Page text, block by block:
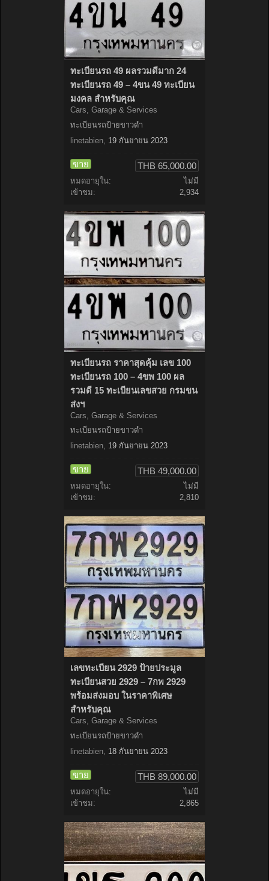
ทะเบียนรถ 49 ผลรวมดีมาก 24
ทะเบียนรถ 49 – 4ขน 49 ทะเบียน
มงคล สำหรับคุณ
Cars, Garage & Services
ทะเบียนรถป้ายขาวดำ
linetabien 19 กันยายน 2023
ขาย THB 65,000.00
หมดอายุใน:
ไม่มี
เข้าชม:
2,934
ทะเบียนรถ ราคาสุดคุ้ม เลข 100
ทะเบียนรถ 100 – 4ขพ 100 ผล
รวมดี 15 ทะเบียนเลขสวย กรมขน
ส่งฯ
Cars, Garage & Services
ทะเบียนรถป้ายขาวดำ
linetabien, 19 กันยายน 2023
ขาย THB 49,000.00
หมดอายุใน:
ไม่มี
เข้าชม:
2,810
เลขทะเบียน 2929 ป้ายประมูล
ทะเบียนสวย 2929 – 7กพ 2929
พร้อมส่งมอบ ในราคาพิเศษ
สำหรับคุณ
Cars, Garage & Services
ทะเบียนรถป้ายขาวดำ
linetabien 18 กันยายน 2023
ขาย THB 89,000.00
หมดอายุใน:
ไม่มี
เข้าชม:
2,865